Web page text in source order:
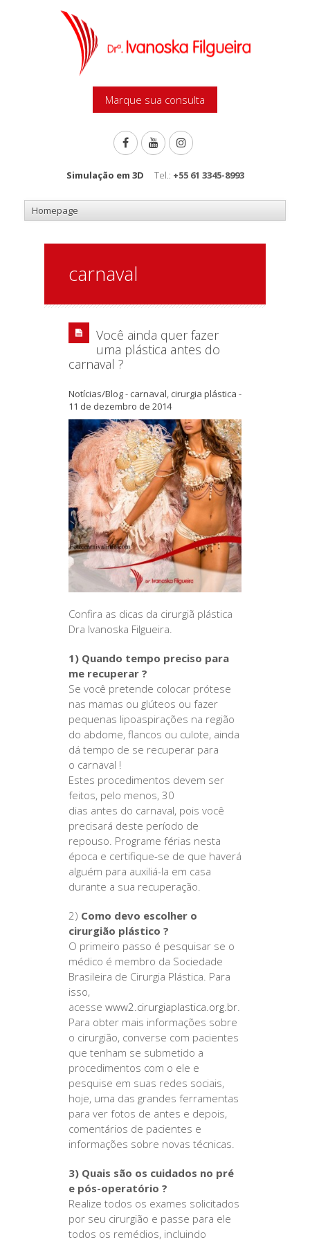
Marque sua consulta
Simulação em 3D Tel.: +55 61 3345-8993
carnaval
Você ainda quer fazer
uma plástica antes do
carnaval ?
Notícias/Blog- carnaval, cirurgia plástica -
11 de dezembro de 2014
Confira as dicas da cirurgiã plástica
Dra Ivanoska Filgueira.
1) Quando tempo preciso para
me recuperar ?
Se você pretende colocar prótese
nas mamas ou glúteos ou fazer
pequenas lipoaspirações na região
do abdome, flancos ou culote, ainda
dá tempo de se recuperar para
o carnaval !
Estes procedimentos devem ser
feitos, pelo menos, 30
dias antes do carnaval, pois você
precisará deste período de
repouso. Programe férias nesta
época e certifique-se de que haverá
alguém para auxiliá-la em casa
durante a sua recuperação.
2) Como devo escolher o
cirurgião plástico ?
O primeiro passo é pesquisar se o
médico é membro da Sociedade
Brasileira de Cirurgia Plástica. Para
isso,
acesse www2.cirurgiaplastica.org.br.
Para obter mais informações sobre
o cirurgião, converse com pacientes
que tenham se submetido a
procedimentos com o ele e
pesquise em suas redes sociais,
hoje, uma das grandes ferramentas
para ver fotos de antes e depois,
comentários de pacientes e
informações sobre novas técnicas.
3) Quais são os cuidados no pré
e pós-operatório ?
Realize todos os exames solicitados
por seu cirurgião e passe para ele
todos os remédios, incluindo